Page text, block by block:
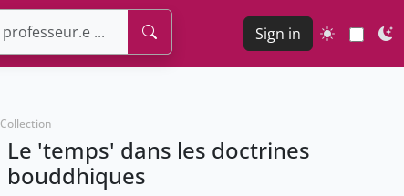
Sign in
Collection
Le 'temps' dans les doctrines
bouddhiques